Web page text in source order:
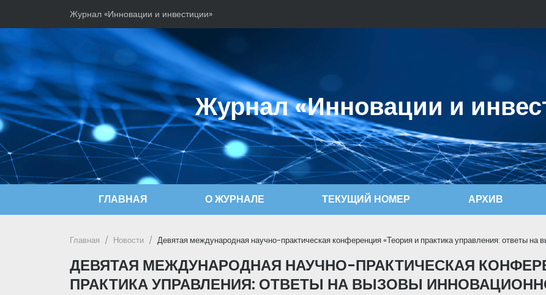
Журнал «Инновации и инвестиции»
Журнал «Инновации и
ГЛАВНАЯ О ЖУРНАЛЕ ТЕКУЩИЙ НОМЕР АРХИВ
Главная Новости Девятая международная научно-практическая конференция «Теория и практика управления: ответы на
ДЕВЯТАЯ МЕЖДУНАРОДНАЯ НАУЧНО-ПРАКТИЧЕСКАЯ
ПРАКТИКА УПРАВЛЕНИЯ: ОТВЕТЫ НА ВЫЗОВЫ